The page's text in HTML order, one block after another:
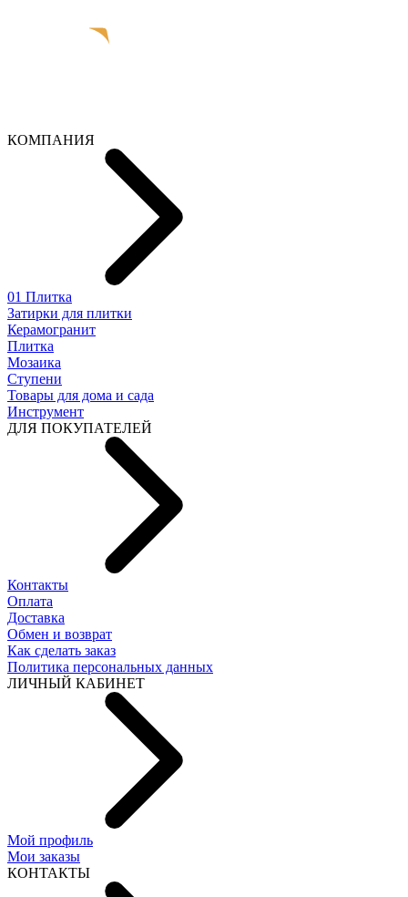
КОМПАНИЯ
01 Плитка
Затирки для плитки
Керамогранит
Плитка
Мозаика
Ступени
Товары для дома и сада
Инструмент
ДЛЯ ПОКУПАТЕЛЕЙ
Контакты
Оплата
Доставка
Обмен и возврат
Как сделать заказ
Политика персональных данных
ЛИЧНЫЙ КАБИНЕТ
Мой профиль
Мои заказы
КОНТАКТЫ